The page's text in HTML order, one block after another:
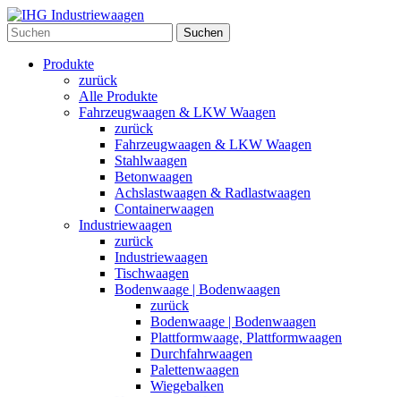
Suchen
Produkte
zurück
Alle Produkte
Fahrzeugwaagen & LKW Waagen
zurück
Fahrzeugwaagen & LKW Waagen
Stahlwaagen
Betonwaagen
Achslastwaagen & Radlastwaagen
Containerwaagen
Industriewaagen
zurück
Industriewaagen
Tischwaagen
Bodenwaage | Bodenwaagen
zurück
Bodenwaage | Bodenwaagen
Plattformwaage, Plattformwaagen
Durchfahrwaagen
Palettenwaagen
Wiegebalken